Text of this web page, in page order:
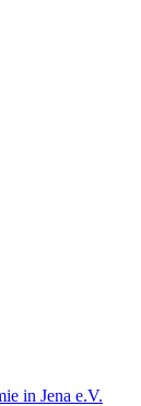
in Jena e.V.